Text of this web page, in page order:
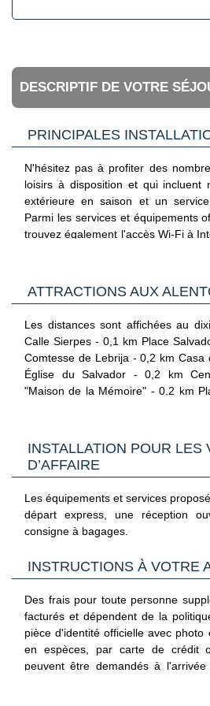
DESCRIPTIF DE VOTRE
PRINCIPALES
N'hésitez pas à profiter des
loisirs à disposition et qui incluent
extérieure en saison et un
Parmi les services et équipements
trouvez également l'accès Wi-Fi à
de conciergerie et un distributeur
ATTRACTIONS AUX
Les distances sont affichées au
Calle Sierpes - 0,1 km Place Salvador - 0,2 km Palais de la
Comtesse de Lebrija - 0,2 km Casa de la Memoria - 0,2 km
Église du Salvador - 0,2 km Centre Culturel Flamenco
"Maison de la Mémoire" - 0,2 km Plaza de San Francisco -
0,5 km Musée de la Danse Flamenco - 0,5 km Lieu de
naissance de Diego Vélasquez - 0,5 km Aéroport
Aéroport de Séville San Pablo (SVQ)
INSTALLATION POUR LES
D’AFFAIRE
Les équipements et services
départ express, une réception
consigne à bagages.
INSTRUCTIONS À VOTRE
Des frais pour toute personne
facturés et dépendent de la
pièce d'identité officielle avec
en espèces, par carte de crédit
peuvent être demandés à
imprévusLes demandes
garanties, sont soumises à